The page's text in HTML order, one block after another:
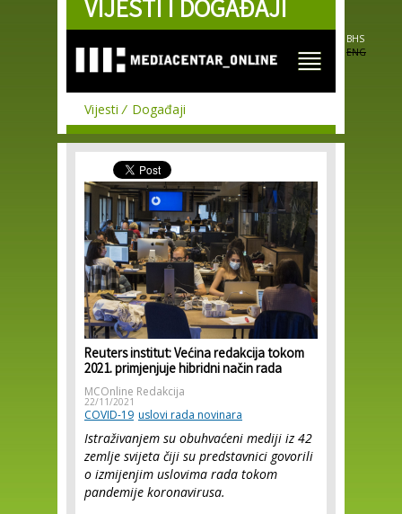
Skip to
main
VIJESTI I DOGAĐAJI
BHS
ENG
Vijesti Događaji
Reuters institut: Većina redakcija tokom
2021. primjenjuje hibridni način rada
MCOnline Redakcija
22/11/2021
COVID-19 uslovi rada novinara
Istraživanjem su obuhvaćeni mediji iz 42
zemlje svijeta čiji su predstavnici govorili
o izmijenjim uslovima rada tokom
pandemije koronavirusa.